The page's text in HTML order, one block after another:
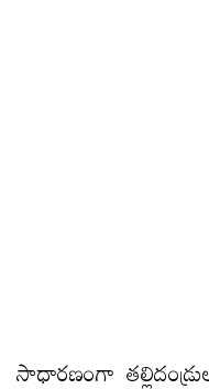
సాధారణంగా